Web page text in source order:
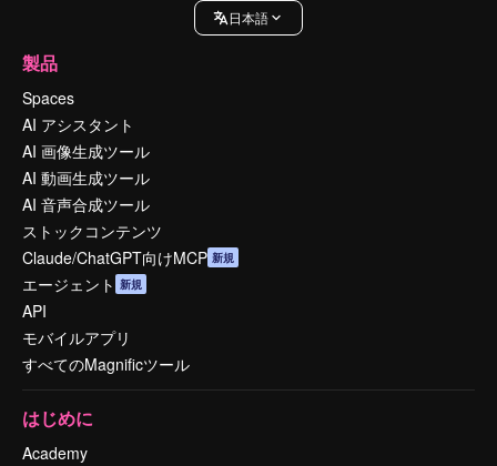
日本語
製品
Spaces
AI アシスタント
AI 画像生成ツール
AI 動画生成ツール
AI 音声合成ツール
ストックコンテンツ
Claude/ChatGPT向けMCP 新規
エージェント 新規
API
モバイルアプリ
すべてのMagnificツール
はじめに
Academy